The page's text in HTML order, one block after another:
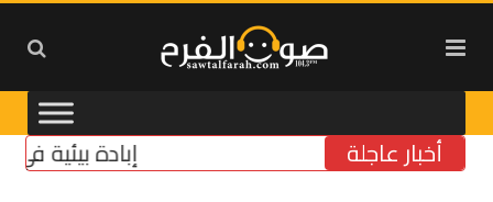
أخبار عاجلة إبادة بيئية في